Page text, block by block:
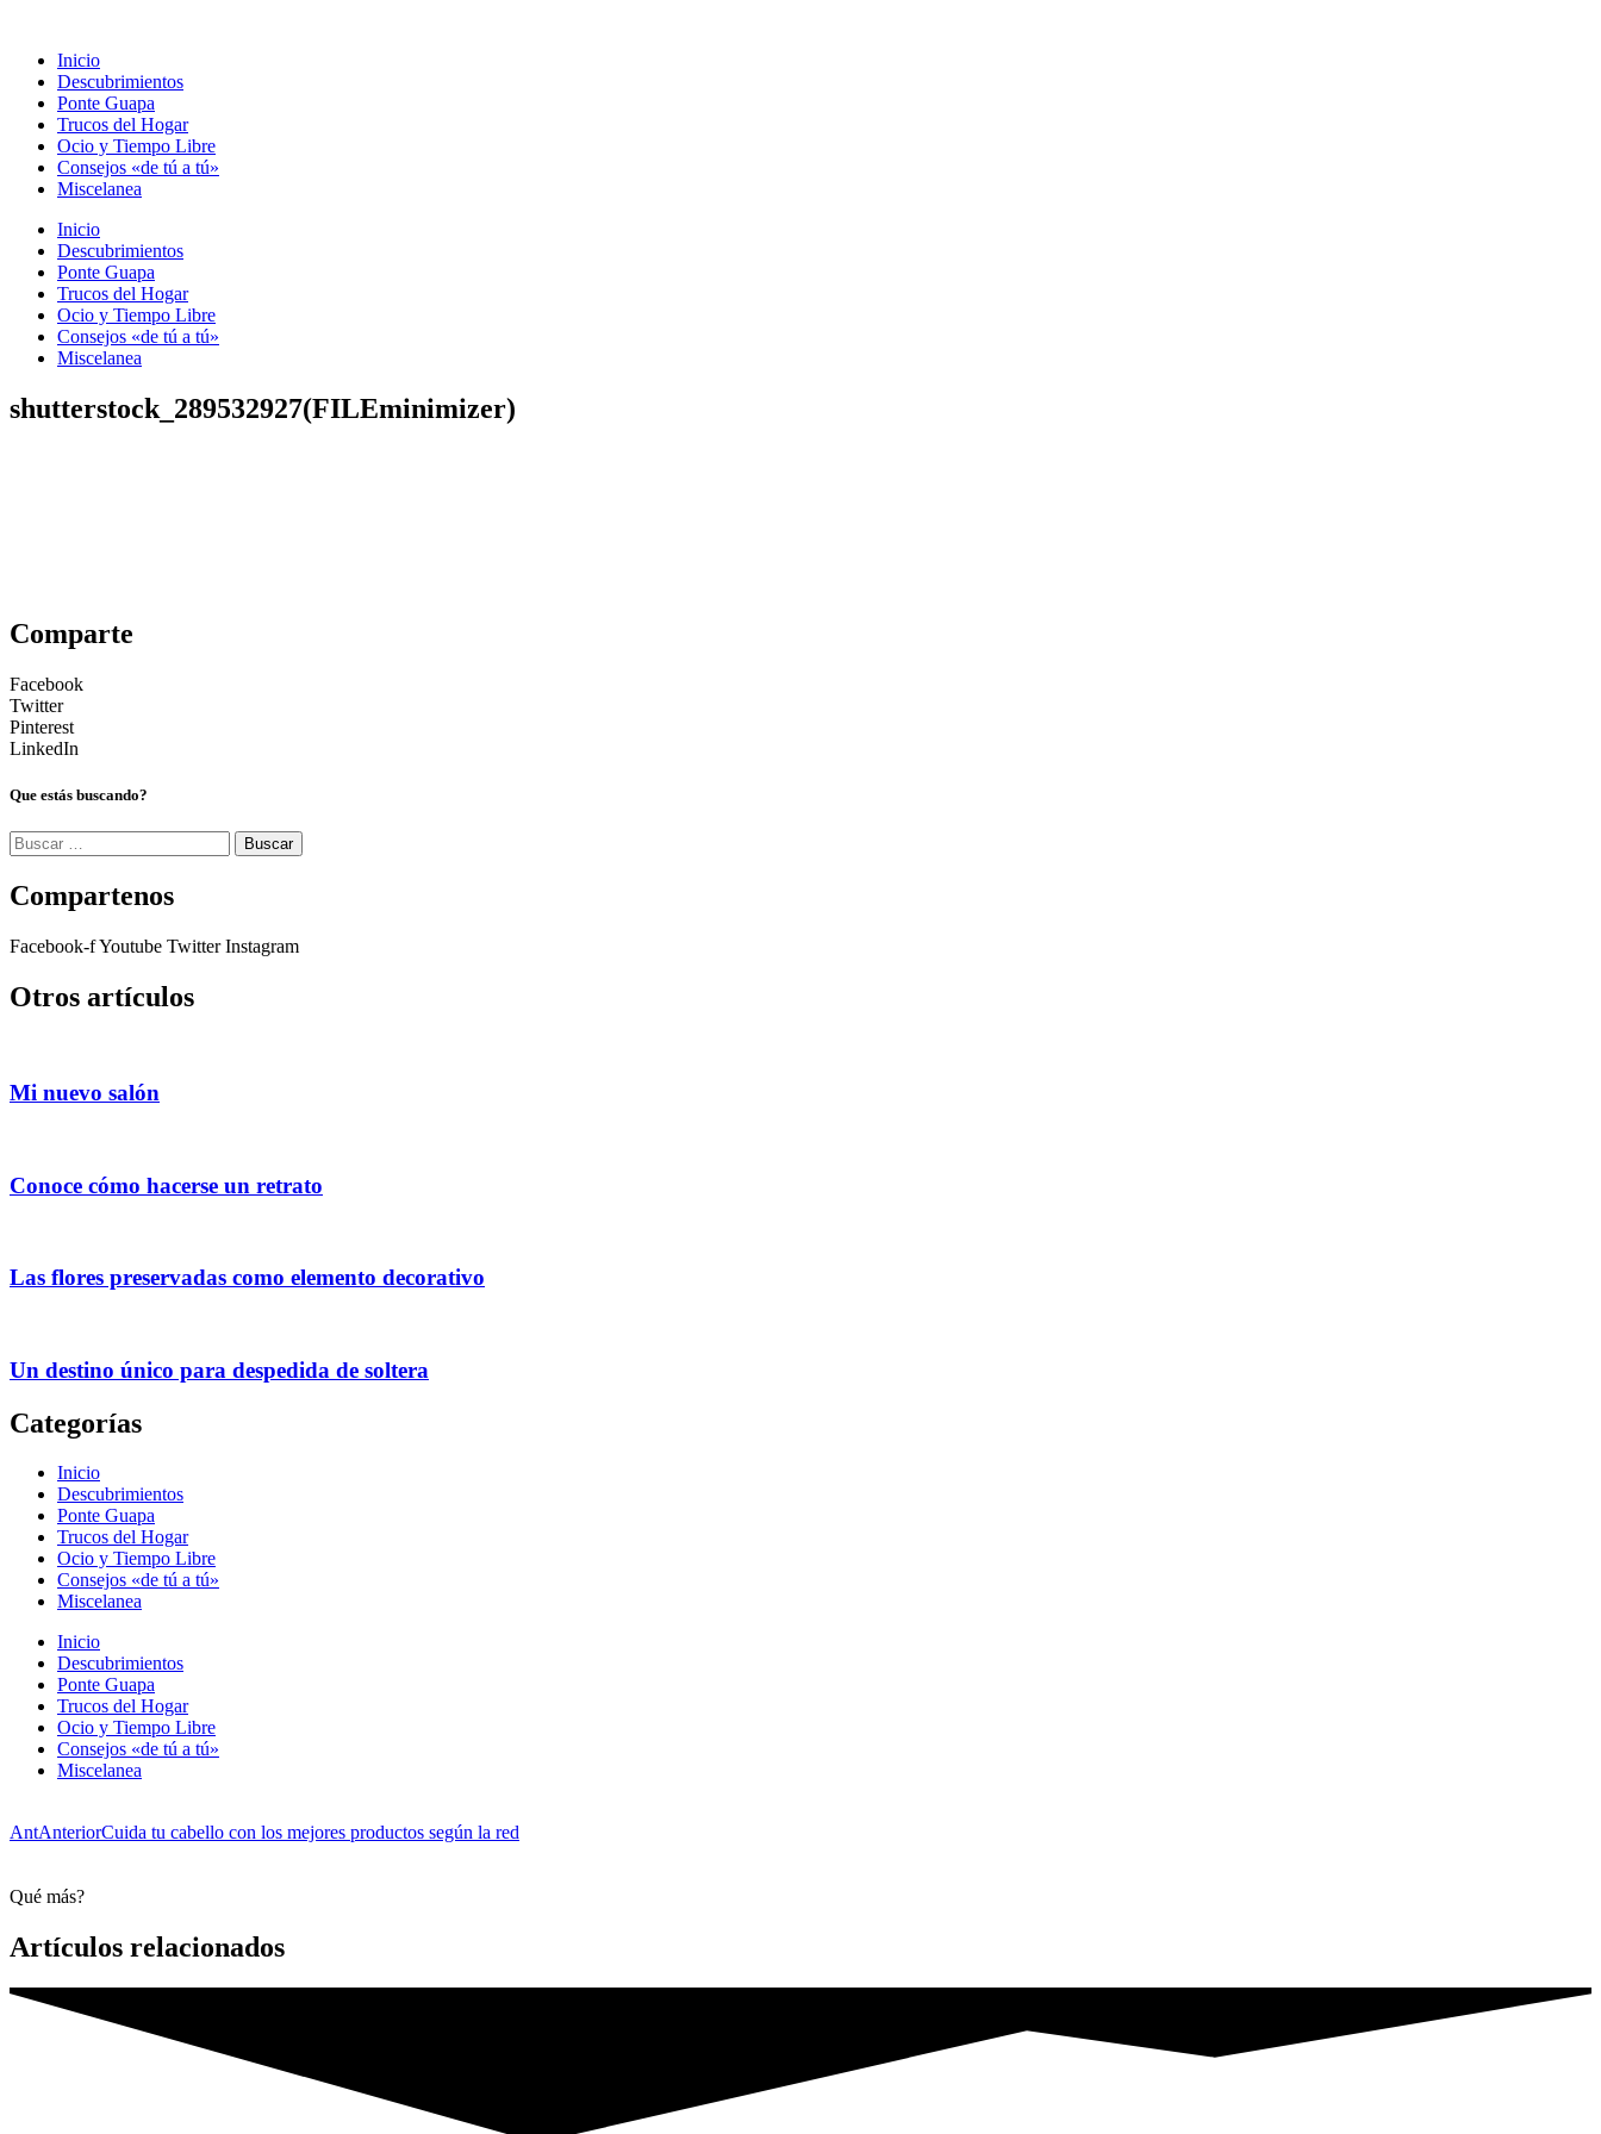
contenido
Inicio
Descubrimientos
Ponte Guapa
Trucos del Hogar
Ocio y Tiempo Libre
Consejos «de tú a tú»
Miscelanea
Inicio
Descubrimientos
Ponte Guapa
Trucos del Hogar
Ocio y Tiempo Libre
Consejos «de tú a tú»
Miscelanea
shutterstock_289532927(FILEminimizer)
Comparte
Facebook
Twitter
Pinterest
LinkedIn
Que estás buscando?
Buscar:
Compartenos
Facebook-fYoutube Twitter Instagram
Otros artículos
Mi nuevo salón
Conoce cómo hacerse un retrato
Las flores preservadas como elemento decorativo
Un destino único para despedida de soltera
Categorías
Inicio
Descubrimientos
Ponte Guapa
Trucos del Hogar
Ocio y Tiempo Libre
Consejos «de tú a tú»
Miscelanea
Inicio
Descubrimientos
Ponte Guapa
Trucos del Hogar
Ocio y Tiempo Libre
Consejos «de tú a tú»
Miscelanea
AntAnteriorCuida tu cabello con los mejores productos según la red
Qué más?
Artículos relacionados